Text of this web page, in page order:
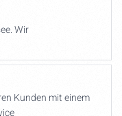
Wir
Kunden mit einem